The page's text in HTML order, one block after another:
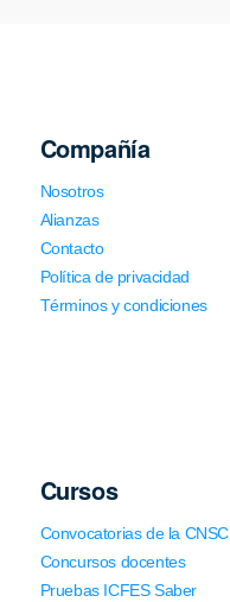
Compañía
Nosotros
Alianzas
Contacto
Política de privacidad
Términos y condiciones
Cursos
Convocatorias de la CNSC
Concursos docentes
Pruebas ICFES Saber